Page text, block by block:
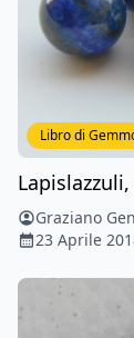
Libro di
Graziano
23 Aprile